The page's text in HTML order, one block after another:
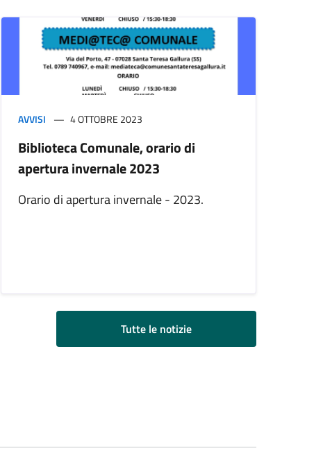
AVVISI 4 OTTOBRE 2023
Biblioteca Comunale, orario di
apertura invernale 2023
Orario di apertura invernale - 2023.
Tutte le notizie